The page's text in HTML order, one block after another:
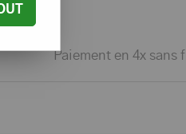
Paiement en 4x sans